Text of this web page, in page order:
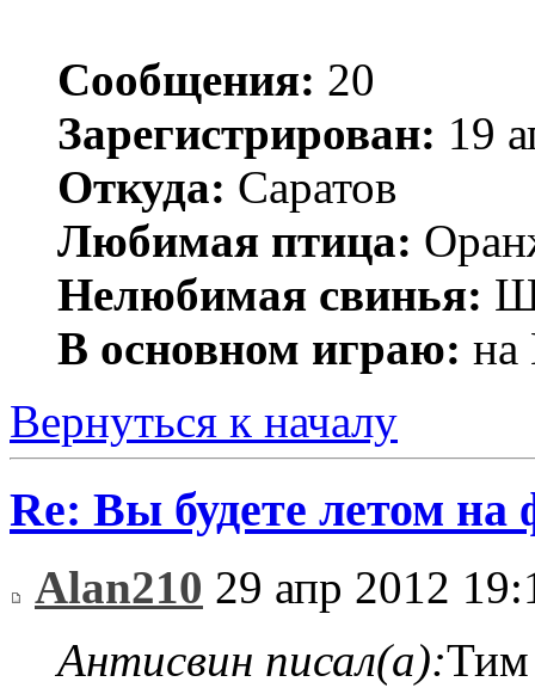
Сообщения: 20
Зарегистрирован: 19
Откуда: Саратов
Любимая птица:
Нелюбимая свинья:
В основном играю: на
Вернуться к началу
Re: Вы будете летом на
Alan210 29 апр 2012
Антисвин писал(а):Тим